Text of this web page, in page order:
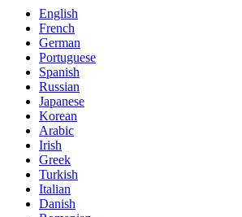
English
French
German
Portuguese
Spanish
Russian
Japanese
Korean
Arabic
Irish
Greek
Turkish
Italian
Danish